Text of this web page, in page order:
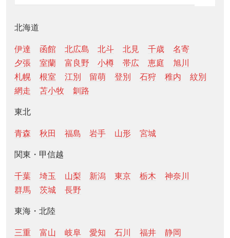
北海道
伊達 函館 北広島 北斗 北見 千歳
名寄
夕張
室蘭 富良野 小樽 帯広 恵庭
旭川
札幌
根室 江別 留萌 登別 石狩 稚内
紋別
網走
苫小牧 釧路
東北
青森 秋田 福島 岩手 山形 宮城
関東・甲信越
千葉 埼玉 山梨 新潟 東京 栃木
神奈川
群馬
茨城 長野
東海・北陸
三重 富山 岐阜 愛知 石川 福井 静岡